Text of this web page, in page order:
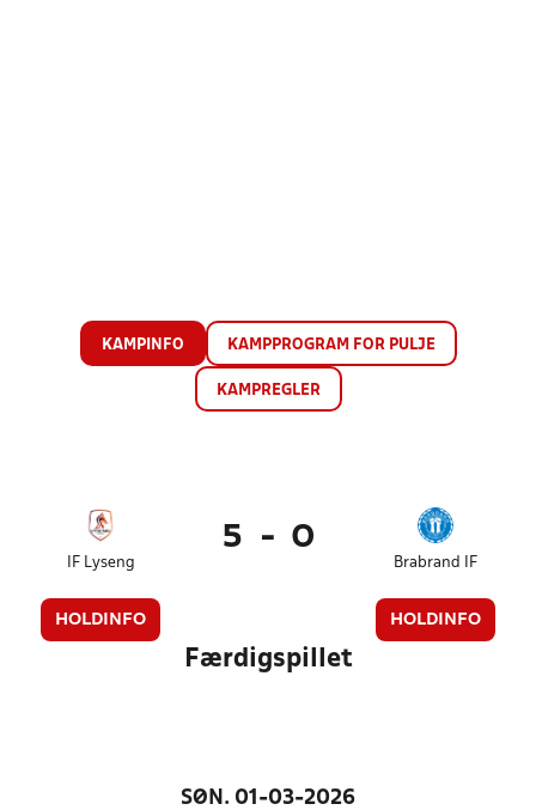
KAMPINFO KAMPPROGRAM FOR PULJE
KAMPREGLER
IF Lyseng
HOLDINFO
5 - 0
Brabrand IF
HOLDINFO
Færdigspillet
SØN. 01-03-2026